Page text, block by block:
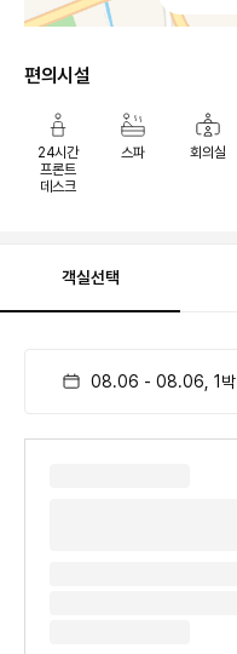
편의시설
24시간
프론트
데스크
스파 회의실
객실선택
08.06 - 08.06 1 박